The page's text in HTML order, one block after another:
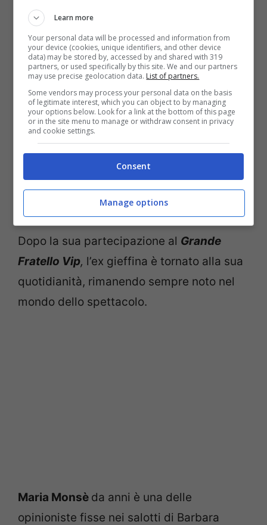
fa oggi Maria Monsè
L’ex gieffina Maria Monsè (Screenshot da Instagram)
Dopo la sua partecipazione al Grande
Fratello Vip, l’ex gieffina è tornato alla sua
quotidianità, rimanendo sempre noto nel
mondo dello spettacolo.
Maria Monsè da anni è una delle
opinioniste fisse nei salotti di Barbara
Learn more
Your personal data will be processed and information from
your device (cookies, unique identifiers, and other device
data) may be stored by, accessed by and shared with 319
partners, or used specifically by this site. We and our partners
may use precise geolocation data. List of partners.
Some vendors may process your personal data on the basis
of legitimate interest, which you can object to by managing
your options below. Look for a link at the bottom of this page
or in the site menu to manage or withdraw consent in privacy
and cookie settings.
Consent
Manage options